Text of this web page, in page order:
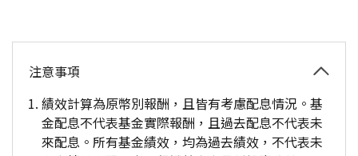
注意事項
績效計算為原幣別報酬，且皆有考慮配息情況。基
金配息不代表基金實際報酬，且過去配息不代表未
來配息。所有基金績效，均為過去績效，不代表未